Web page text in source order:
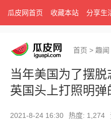
瓜皮网首页 收藏本站 分享生
首页 > 趣闻
当年美国为了摆
英国头上打照明弹
2021-8-24 16:30 热度: 1,274